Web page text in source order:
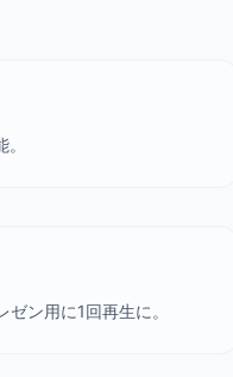
ン用に1回再生に。